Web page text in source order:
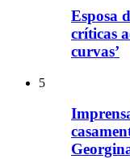
Esposa
críticas
curvas’
5